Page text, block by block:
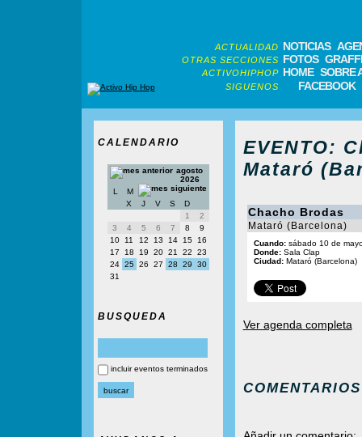
ACTUALIDAD NOTICIAS
OTRAS SECCIONES FOTOS
ACTIVOHIPHOP HOME SOBRE
SIGUENOS FACEBOOK
CALENDARIO
agosto
2026
L
M
X
J V S
D
1
2
3
4 5 6 7 8
9
10
11 12 13 14 15
16
17
18 19 20 21 22
23
24 25 26 27 28 29
30
31
BUSQUEDA
incluir eventos terminados
EVENTO:
Mataró
Chacho Brodas
Mataró (Barcelona)
Cuando:sábado 10 de
Donde:Sala Clap
Ciudad:Mataró (Barcelona)
Ver agenda completa
COMENTARIOS